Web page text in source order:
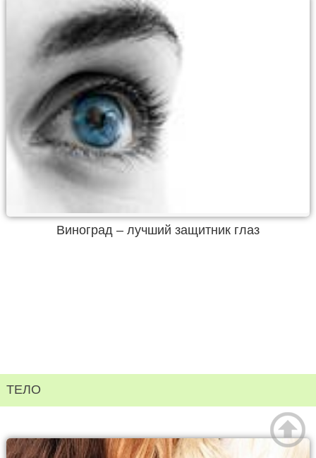
Виноград – лучший защитник глаз
ТЕЛО